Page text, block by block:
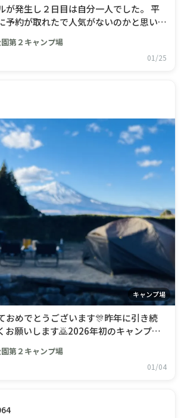
が発生し２日目は自分一人でした。 平
予約が取れたで人気がないのかと思いま
セント」「富士山が見える」「温水洗
など環境／設備でいうことはありませ
た。なぜでしょう？
第２キャンプ場
01/25
キャンプ場
おめでとうございます🎊昨年に引き続
お願いします🙇2026年初のキャンプ
入った飲み物は氷を張っていました🍧ま
場です🏕️
第２キャンプ場
01/04